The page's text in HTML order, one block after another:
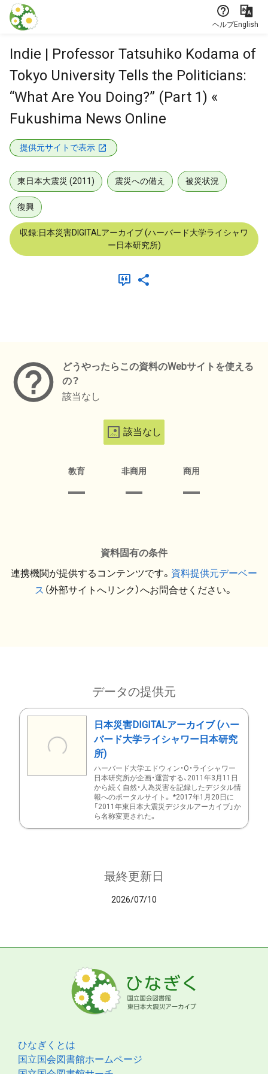
本文に飛ぶ
ヘルプEnglish
Indie | Professor Tatsuhiko Kodama of
Tokyo University Tells the Politicians:
“What Are You Doing?” (Part 1) «
Fukushima News Online
提供元サイトで表示
東日本大震災 (2011) 震災への備え 被災状況
復興
収録:日本災害DIGITALアーカイブ (ハーバード大学ライシャワ
ー日本研究所)
どうやったらこの資料のWebサイトを使える
の？
該当なし
該当なし
教育 非商用 商用
資料固有の条件
連携機関が提供するコンテンツです。 資料提供元デーベー
ス （外部サイトへリンク）へお問合せください。
データの提供元
日本災害DIGITALアーカイブ (ハー
バード大学ライシャワー日本研究
所)
ハーバード大学エドウィン・O・ライシャワー
日本研究所が企画・運営する、2011年3月11日
から続く自然・人為災害を記録したデジタル情
報へのポータルサイト。 *2017年1月20日に
「2011年東日本大震災デジタルアーカイブ」か
ら名称変更された。
最終更新日
2026/07/10
ひなぎくとは
国立国会図書館ホームページ